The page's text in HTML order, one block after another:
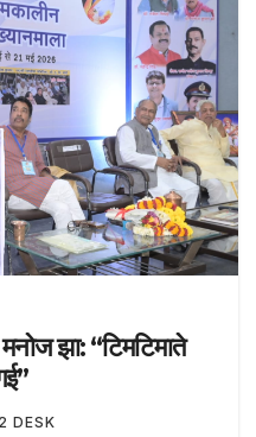
झा: “टिमटिमाते
DESK